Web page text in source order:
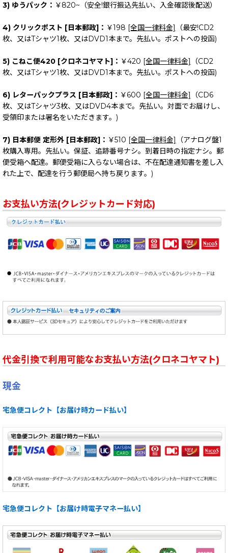
3) ゆうパック： ￥820~（安全!銀行振込先払い、入金確認後配送）
4) クリックポスト [日本郵政]： ￥198 [全国一律料金]
（最安!CD2
枚、又はTシャツ1枚、又はDVD1本まで。先払い。ポストへの投函)
5) こねこ便420 [クロネコヤマト]： ￥420 [全国一律料金]
（CD2
枚、又はTシャツ1枚、又はDVD1本まで。先払い。ポストへの投函)
6) レターパックプラス [日本郵政]： ￥600 [全国一律料金]
（CD6
枚、又はTシャツ3枚、又はDVD4本まで。先払い。対面でお届けし、
受領印または署名をいただきます。)
7) 日本郵便 定形外 [日本郵政]： ￥510 [全国一律料金]
（アナログ盤1
枚購入専用。先払い。保証、追跡番号ナシ。到着日時の指定ナシ。郵
便受箱へ配達。郵便受箱に入らない場合は、不在配達通知書を差し入
れた上で、配達を行う郵便局へ持ち戻ります。)
お支払い方法(クレジットカード対応)
代金引換で利用可能なお支払い方法(クロネコヤマト)
現金
宅急便コレクト【お届け時カード払い】
宅急便コレクト【お届け時電子マネー払い】